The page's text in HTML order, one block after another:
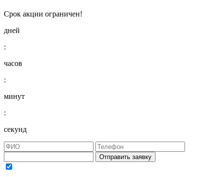
Срок акции ограничен!
дней
:
часов
:
минут
:
секунд
Отправить заявку